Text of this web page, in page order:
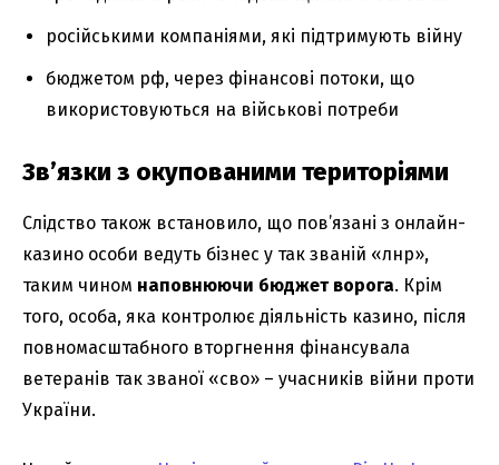
російськими компаніями, які підтримують війну
бюджетом рф, через фінансові потоки, що
використовуються на військові потреби
Зв’язки з окупованими територіями
Слідство також встановило, що пов’язані з онлайн-
казино особи ведуть бізнес у так званій «лнр»,
таким чином наповнюючи бюджет ворога. Крім
того, особа, яка контролює діяльність казино, після
повномасштабного вторгнення фінансувала
ветеранів так званої «сво» – учасників війни проти
України.